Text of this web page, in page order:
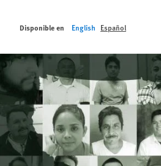
Disponible en English Español